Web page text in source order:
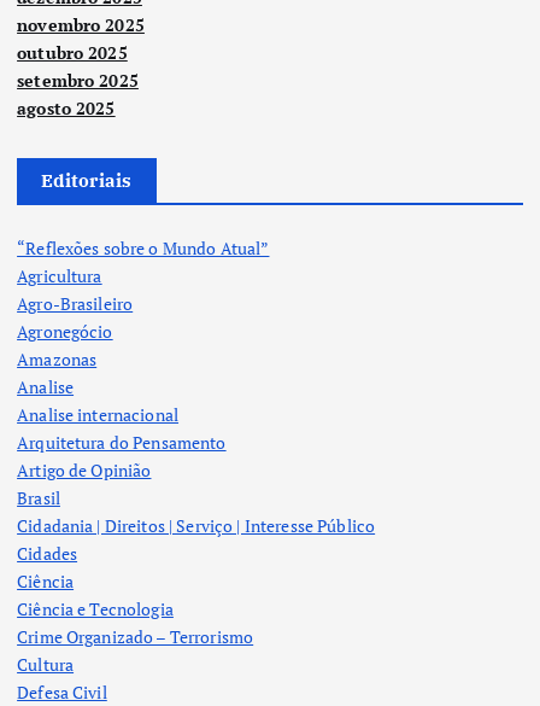
novembro 2025
outubro 2025
setembro 2025
agosto 2025
Editoriais
“Reflexões sobre o Mundo Atual”
Agricultura
Agro-Brasileiro
Agronegócio
Amazonas
Analise
Analise internacional
Arquitetura do Pensamento
Artigo de Opinião
Brasil
Cidadania | Direitos | Serviço | Interesse Público
Cidades
Ciência
Ciência e Tecnologia
Crime Organizado – Terrorismo
Cultura
Defesa Civil